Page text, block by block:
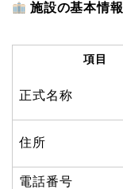
施設の基本情報
項目
正式名称
住所
電話番号